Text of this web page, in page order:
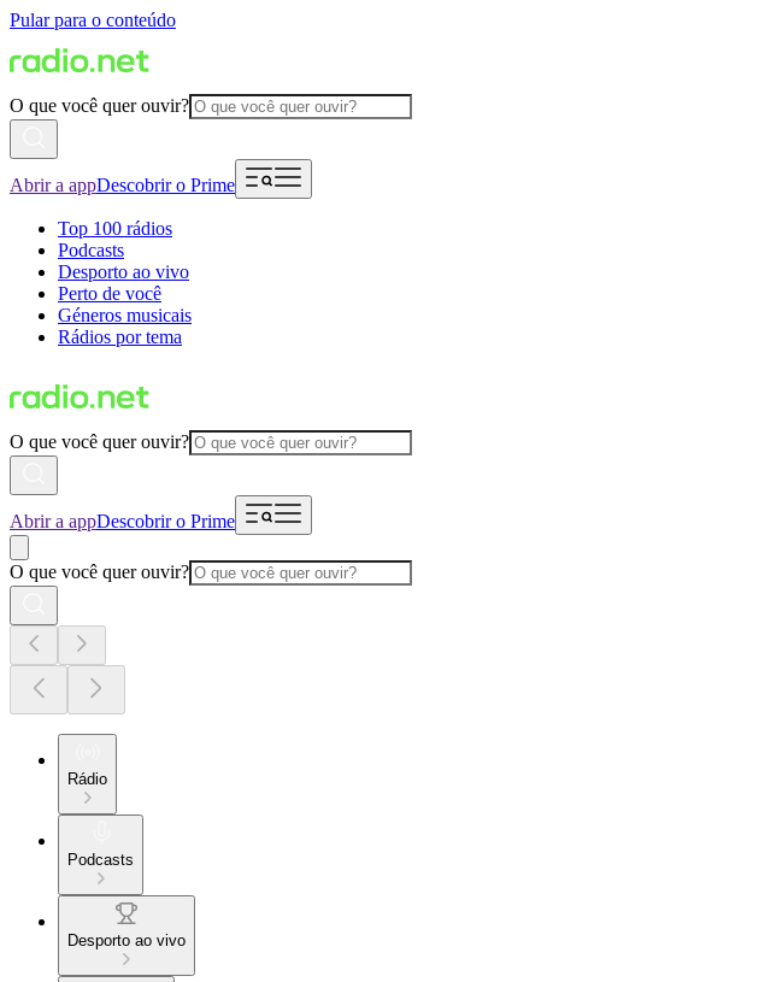
Pular para o conteúdo
O que você quer ouvir?
Abrir a appDescobrir o Prime
Top 100 rádios
Podcasts
Desporto ao vivo
Perto de você
Géneros musicais
Rádios por tema
O que você quer ouvir?
Abrir a appDescobrir o Prime
O que você quer ouvir?
Rádio
Podcasts
Desporto ao vivo